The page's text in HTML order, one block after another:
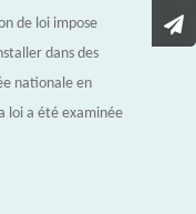
de loi impose
dans des
nationale en
loi a été examinée